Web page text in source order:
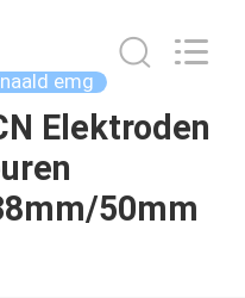
emg
Elektroden
50mm